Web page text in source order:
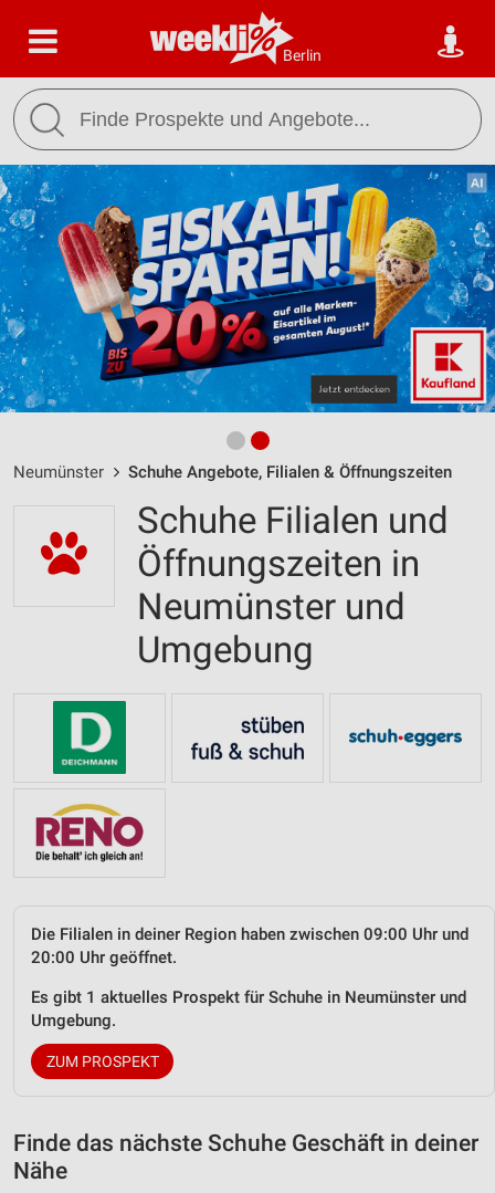
Berlin
Neumünster Schuhe Angebote, Filialen & Öffnungszeiten
Schuhe Filialen und
Öffnungszeiten in
Neumünster und
Umgebung
Die Filialen in deiner Region haben zwischen 09:00 Uhr und
20:00 Uhr geöffnet.
Es gibt 1 aktuelles Prospekt für Schuhe in Neumünster und
Umgebung.
ZUM PROSPEKT
Finde das nächste Schuhe Geschäft in deiner
Nähe